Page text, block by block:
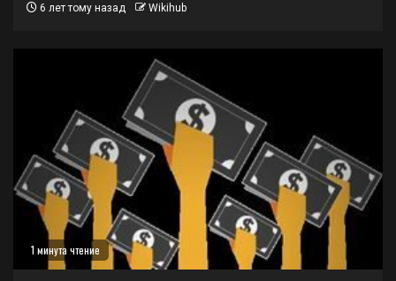
6 лет тому назад Wikihub
1 минута чтение